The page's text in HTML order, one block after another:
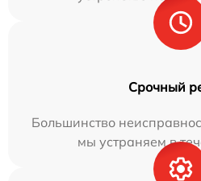
Срочный
Большинство
мы устраняем в